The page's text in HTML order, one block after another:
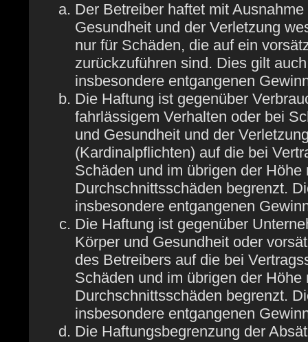
Der Betreiber haftet mit
Gesundheit und der Verletzung
nur für Schäden, die auf ein
zurückzuführen sind. Dies gilt
insbesondere entgangenen
Die Haftung ist gegenüber
fahrlässigem Verhalten oder bei
und Gesundheit und der
(Kardinalpflichten) auf die bei
Schäden und im übrigen der
Durchschnittsschäden begrenzt.
insbesondere entgangenen
Die Haftung ist gegenüber
Körper und Gesundheit oder
des Betreibers auf die bei
Schäden und im übrigen der
Durchschnittsschäden begrenzt.
insbesondere entgangenen
Die Haftungsbegrenzung der